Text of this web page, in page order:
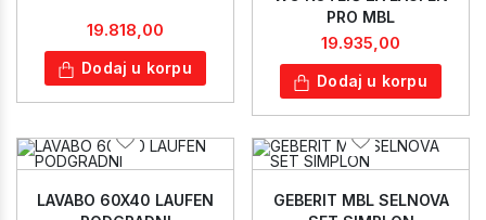
19.818,00
Dodaj u korpu
PRO MBL
19.935,00
Dodaj u korpu
LAVABO 60X40 LAUFEN
GEBERIT MBL SELNOVA